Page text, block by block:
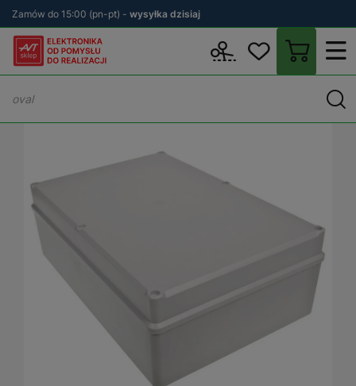
Zamów do 15:00 (pn-pt) - wysyłka dzisiaj
Obudowy